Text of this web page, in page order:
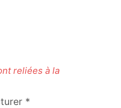
reliées à la
*